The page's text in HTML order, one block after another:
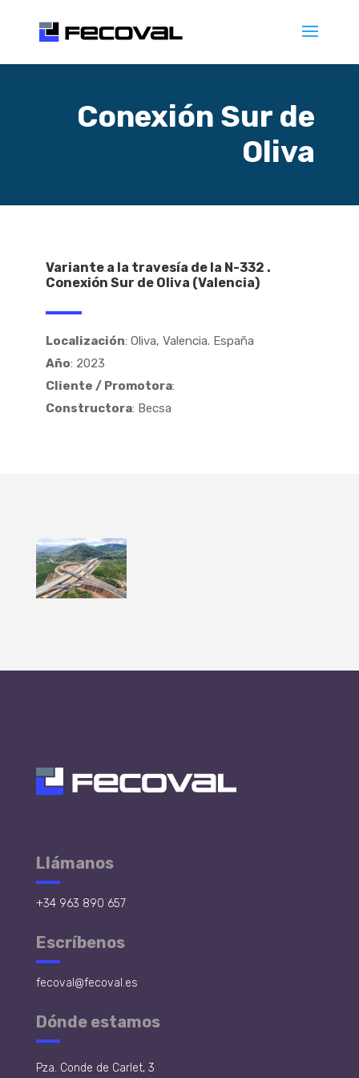
Conexión Sur de
Oliva
Variante a la travesía de la N-332 .
Conexión Sur de Oliva (Valencia)
Localización: Oliva, Valencia. España
Año: 2023
Cliente / Promotora:
Constructora: Becsa
Llámanos
+34 963 890 657
Escríbenos
fecoval@fecoval.es
Dónde estamos
Pza. Conde de Carlet, 3